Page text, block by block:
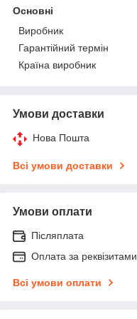
Основні
Виробник
Гарантійний термін
Країна виробник
Умови доставки
Нова Пошта
Всі умови доставки
Умови оплати
Післяплата
Оплата за реквізитами
Всі умови оплати